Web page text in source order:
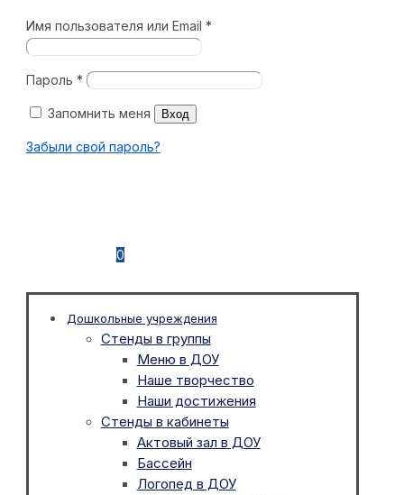
Имя пользователя или Email *
Пароль *
Запомнить меня Вход
Забыли свой пароль?
0
Дошкольные учреждения
Стенды в группы
Меню в ДОУ
Наше творчество
Наши достижения
Стенды в кабинеты
Актовый зал в ДОУ
Бассейн
Логопед в ДОУ